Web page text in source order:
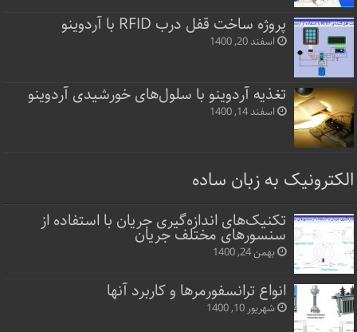
پروژه ساخت قفل‌ درب RFID با آردوینو
اسفند 20, 1400
تغذیه آردوینو با سلول‌های خورشیدی آردوینو
اسفند 14, 1400
الکترونیک به زبان ساده
تکنیک‌های اندازه‌گیری جریان با استفاده از
سنسورهای مختلف جریان
بهمن 24, 1400
انواع ترانسفورمرها و کاربرد آنها
شهریور 10, 1400